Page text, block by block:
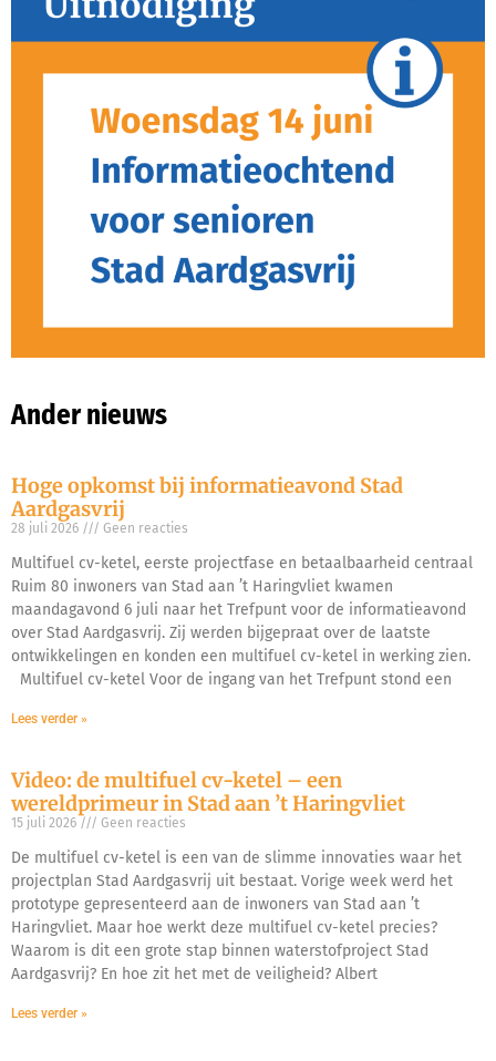
Ander nieuws
Hoge opkomst bij informatieavond Stad
Aardgasvrij
28 juli 2026 Geen reacties
Multifuel cv-ketel, eerste projectfase en betaalbaarheid centraal
Ruim 80 inwoners van Stad aan ’t Haringvliet kwamen
maandagavond 6 juli naar het Trefpunt voor de informatieavond
over Stad Aardgasvrij. Zij werden bijgepraat over de laatste
ontwikkelingen en konden een multifuel cv-ketel in werking zien.
Multifuel cv-ketel Voor de ingang van het Trefpunt stond een
Lees verder »
Video: de multifuel cv-ketel – een
wereldprimeur in Stad aan ’t Haringvliet
15 juli 2026 Geen reacties
De multifuel cv-ketel is een van de slimme innovaties waar het
projectplan Stad Aardgasvrij uit bestaat. Vorige week werd het
prototype gepresenteerd aan de inwoners van Stad aan ’t
Haringvliet. Maar hoe werkt deze multifuel cv-ketel precies?
Waarom is dit een grote stap binnen waterstofproject Stad
Aardgasvrij? En hoe zit het met de veiligheid? Albert
Lees verder »